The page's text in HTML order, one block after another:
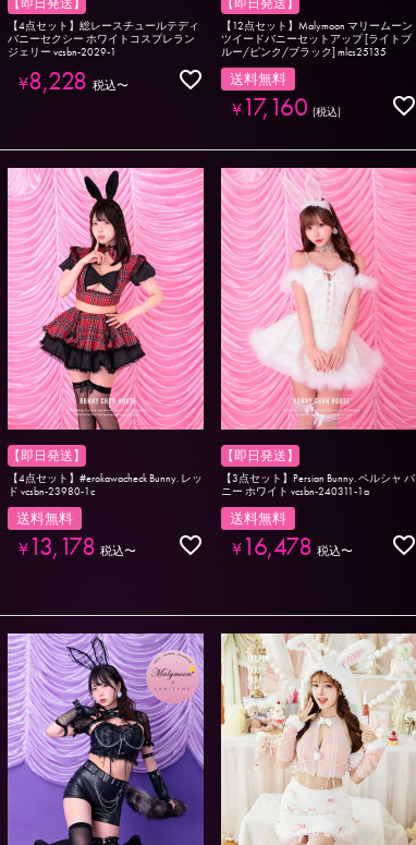
【4点セット】総レースチュールテディ
バニーセクシー ホワイトコスプレラン
ジェリー vcsbn-2029-1
¥8,228 税込〜
【12点セット】Malymoon マリームーン
ツイードバニーセットアップ [ライトブ
ルー/ピンク/ブラック] mlcs25135
送料無料
¥17,160 税込
【即日発送】
【4点セット】#erokawacheck Bunny. レッ
ド vcsbn-23980-1c
送料無料
¥13,178 税込〜
【即日発送】
【3点セット】Persian Bunny. ペルシャ バ
ニー ホワイト vcsbn-240311-1a
送料無料
¥16,478 税込〜